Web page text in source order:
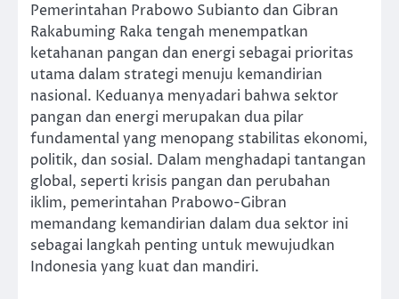
Pemerintahan Prabowo Subianto dan Gibran
Rakabuming Raka tengah menempatkan
ketahanan pangan dan energi sebagai prioritas
utama dalam strategi menuju kemandirian
nasional. Keduanya menyadari bahwa sektor
pangan dan energi merupakan dua pilar
fundamental yang menopang stabilitas ekonomi,
politik, dan sosial. Dalam menghadapi tantangan
global, seperti krisis pangan dan perubahan
iklim, pemerintahan Prabowo-Gibran
memandang kemandirian dalam dua sektor ini
sebagai langkah penting untuk mewujudkan
Indonesia yang kuat dan mandiri.